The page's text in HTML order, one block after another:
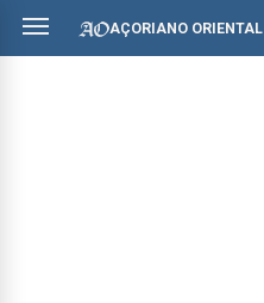
AÇORIANO ORIENTAL